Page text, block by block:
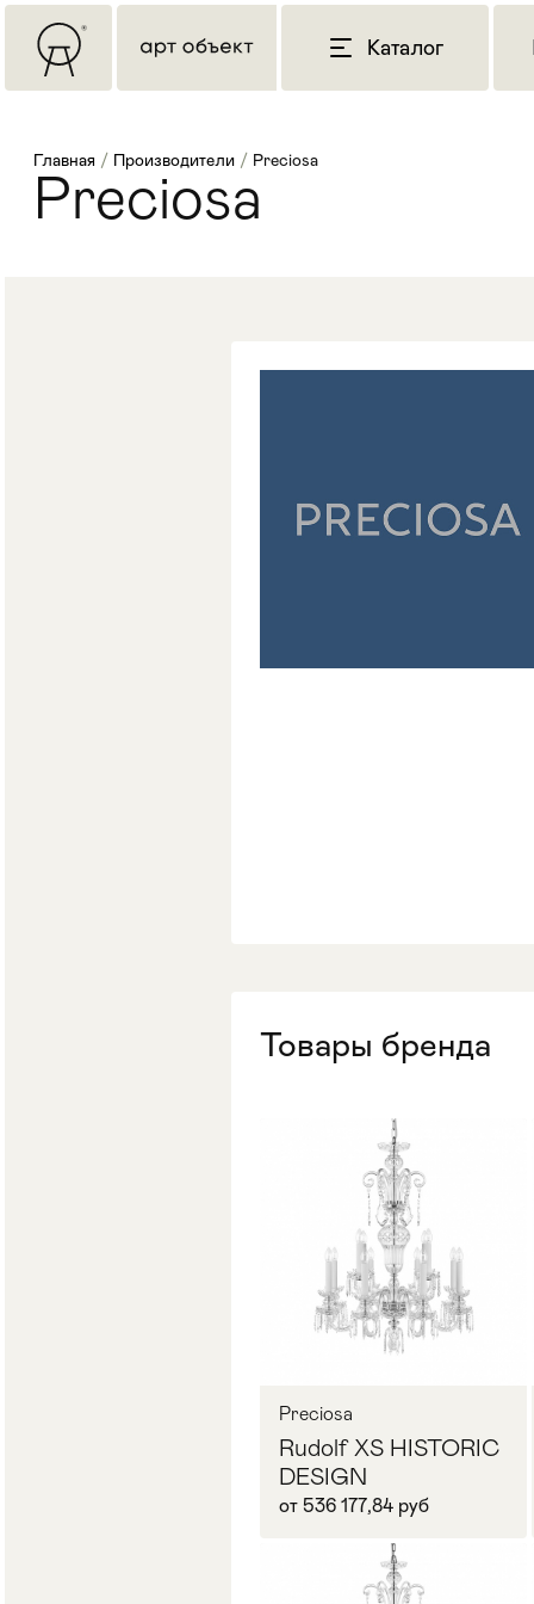
Каталог
Мебель
Главная / Производители / Preciosa
Preciosa
Товары бренда
Preciosa
Rudolf XS HISTORIC
DESIGN
от 536 177,84 руб